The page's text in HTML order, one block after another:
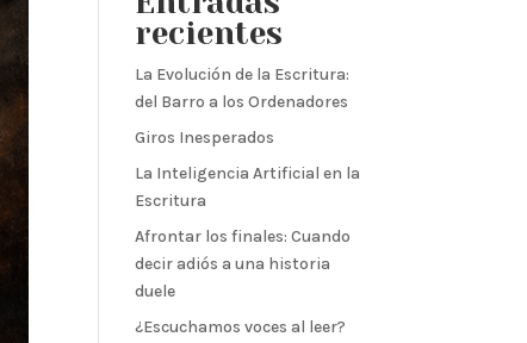
recientes
La Evolución de la Escritura:
del Barro a los Ordenadores
Giros Inesperados
La Inteligencia Artificial en la
Escritura
Afrontar los finales: Cuando
decir adiós a una historia
duele
¿Escuchamos voces al leer?